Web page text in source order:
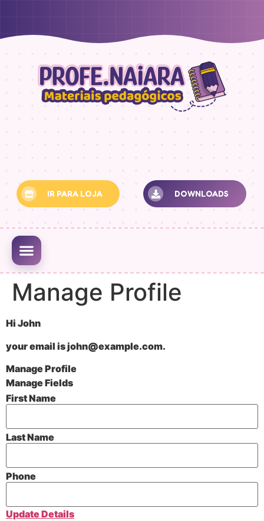
IR PARA LOJA DOWNLOADS
Manage Profile
Hi John
your email isjohn@example.com.
Manage Profile
Manage Fields
First Name
Last Name
Phone
Update Details